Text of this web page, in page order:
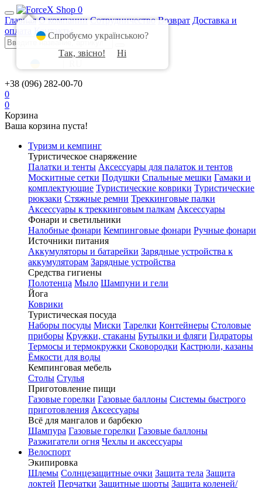
0
Главная О компании Сотрудничество Возврат Доставка и
оплата
Контакты
+38 (096) 282-00-70
0
0
Корзина
Ваша корзина пуста!
Туризм и кемпинг
Туристическое снаряжение
Палатки и тенты Аксессуары для палаток и тентов
Москитные сетки Подушки Спальные мешки Гамаки и
комплектующие Туристические коврики Туристические
рюкзаки Стяжные ремни Треккинговые палки
Аксессуары к треккинговым палкам Аксессуары
Фонари и светильники
Налобные фонари Кемпинговые фонари Ручные фонари
Источники питания
Аккумуляторы и батарейки Зарядные устройства к
аккумуляторам Зарядные устройства
Средства гигиены
Полотенца Мыло Шампуни и гели
Йога
Коврики
Туристическая посуда
Наборы посуды Миски Тарелки Контейнеры Столовые
приборы Кружки, стаканы Бутылки и фляги Гидраторы
Термосы и термокружки Сковородки Кастрюли, казаны
Ёмкости для воды
Кемпинговая мебель
Столы Стулья
Приготовление пищи
Газовые горелки Газовые баллоны Системы быстрого
приготовления Аксессуары
Всё для мангалов и барбекю
Шампура Газовые горелки Газовые баллоны
Разжигатели огня Чехлы и аксессуары
Велоспорт
Экипировка
Шлемы Солнцезащитные очки Защита тела Защита
локтей Перчатки Защитные шорты Защита коленей/
Спробуємо українською?
Так, звісно!
Ні